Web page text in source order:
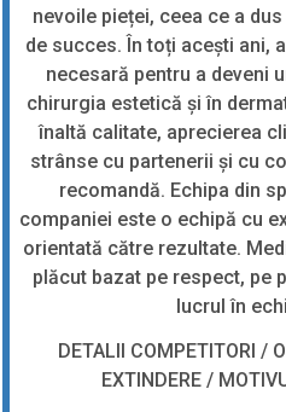
nevoile pieței, ceea ce a
de succes. În toți acești ani,
necesară pentru a deveni
chirurgia estetică și în
înaltă calitate, aprecierea
strânse cu partenerii și cu
recomandă. Echipa din
companiei este o echipă cu
orientată către rezultate.
plăcut bazat pe respect, pe
lucrul în
DETALII COMPETITORI /
EXTINDERE /